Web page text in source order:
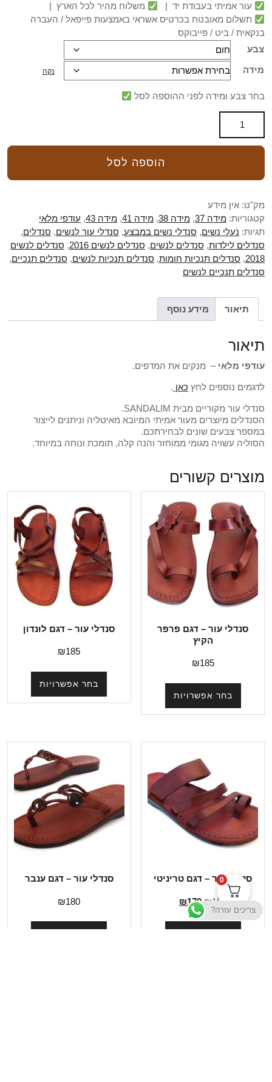
עור אמיתי בעבודת יד |
משלוח מהיר לכל הארץ |
תשלום מאובטח בכרטיס אשראי באמצעות פייפאל / העברה
בנקאית / ביט / פייבוקס
צבע
מידה
נקה
בחר צבע ומידה לפני ההוספה לסל
הוספה לסל
מק"ט: אין מידע
קטגוריות: מידה 37 , מידה 38 , מידה 41 , מידה 43 , עודפי מלאי
תגיות: נעלי נשים, סנדלי נשים במבצע, סנדלי עור לנשים, סנדלים,
סנדלים לילדות, סנדלים לנשים, סנדלים לנשים 2016 , סנדלים לנשים
2018
, סנדלים תנכיות חומות, סנדלים תנכיות לנשים, סנדלים תנכיים,
סנדלים תנכיים לנשים
תיאור מידע נוסף
תיאור
עודפי מלאי – מנקים את המדפים.
לדגמים נוספים לחץ כאן .
סנדלי עור מקוריים מבית SANDALIM.
הסנדלים מיוצרים מעור אמיתי המיובא מאיטליה וניתנים לייצור
במספר צבעים שונים לבחירתכם.
הסוליה עשויה מגומי ממוחזר והנה קלה, תומכת ונוחה במיוחד.
מוצרים קשורים
סנדלי עור – דגם פרפר
הקיץ
₪185
בחר אפשרויות
סנדלי עור – דגם לונדון
₪185
בחר אפשרויות
סנדלי עור – דגם טריניטי
₪190
₪170
סנדלי עור – דגם ענבר
₪180
צריכים עזרה?
0